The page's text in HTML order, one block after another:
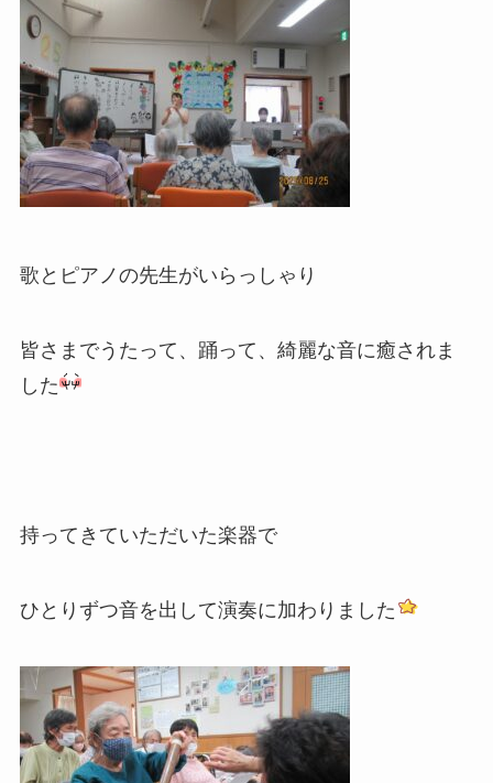
歌とピアノの先生がいらっしゃり
皆さまでうたって、踊って、綺麗な音に癒されま
した
持ってきていただいた楽器で
ひとりずつ音を出して演奏に加わりました